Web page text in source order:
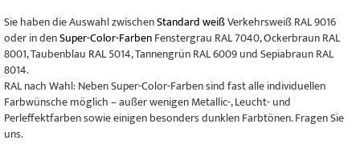
Sie haben die Auswahl zwischenStandard weißVerkehrsweiß RAL 9016
oder in denSuper-Color-FarbenFenstergrau RAL 7040, Ockerbraun RAL
8001, Taubenblau RAL 5014, Tannengrün RAL 6009 und Sepiabraun RAL
8014.
RAL nach Wahl: Neben Super-Color-Farben sind fast alle individuellen
Farbwünsche möglich – außer wenigen Metallic-, Leucht- und
Perleffektfarben sowie einigen besonders dunklen Farbtönen. Fragen Sie
uns.